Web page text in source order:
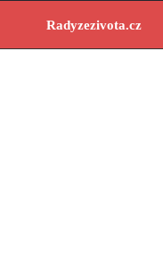
content
Radyzezivota.cz